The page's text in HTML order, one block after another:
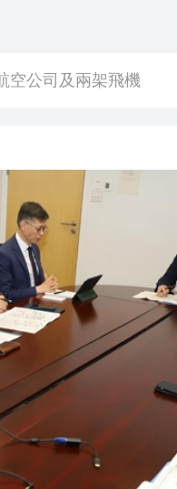
空公司及兩架飛機
年版畫展開幕
》專場暨王小窗分享會
火 想拍粵語電影
場不治身亡